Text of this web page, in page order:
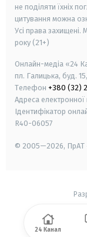
не поділяти їхніх
цитування можна
Усі права захищені.
року (21+)
Онлайн-медіа «24
пл. Галицька, буд.
Телефон +380 (32)
Адреса
Ідентифікатор
R40-06057
© 2005—2026, ПрАТ
24 Канал